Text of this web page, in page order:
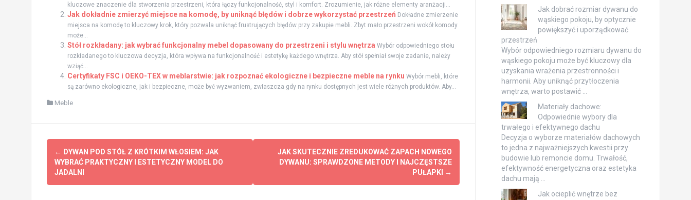
kluczowe znaczenie dla stworzenia przestrzeni, która łączy funkcjonalność, styl i komfort. Zrozumienie, jak różne elementy aranżacji...
Jak dokładnie zmierzyć miejsce na komodę, by uniknąć błędów i dobrze wykorzystać przestrzeń Dokładne zmierzenie
miejsca na komodę to kluczowy krok, który pozwala uniknąć frustrujących błędów przy zakupie mebli. Zbyt mało przestrzeni wokół komody
może...
Stół rozkładany: jak wybrać funkcjonalny mebel dopasowany do przestrzeni i stylu wnętrza Wybór odpowiedniego stołu
rozkładanego to kluczowa decyzja, która wpływa na funkcjonalność i estetykę każdego wnętrza. Aby stół spełniał swoje zadanie, należy
wziąć...
Certyfikaty FSC i OEKO-TEX w meblarstwie: jak rozpoznać ekologiczne i bezpieczne meble na rynku Wybór mebli, które
są zarówno ekologiczne, jak i bezpieczne, może być wyzwaniem, zwłaszcza gdy na rynku dostępnych jest wiele różnych produktów. Aby...
Meble
Zobacz
wpisy
← DYWAN POD STÓŁ Z KRÓTKIM WŁOSIEM: JAK
WYBRAĆ PRAKTYCZNY I ESTETYCZNY MODEL DO
JADALNI
JAK SKUTECZNIE ZREDUKOWAĆ ZAPACH NOWEGO
DYWANU: SPRAWDZONE METODY I NAJCZĘSTSZE
PUŁAPKI
→
Jak dobrać rozmiar dywanu do
wąskiego pokoju, by optycznie
powiększyć i uporządkować
przestrzeń
Wybór odpowiedniego rozmiaru dywanu do
wąskiego pokoju może być kluczowy dla
uzyskania wrażenia przestronności i
harmonii. Aby uniknąć przytłoczenia
wnętrza, warto postawić …
Materiały dachowe:
Odpowiednie wybory dla
trwałego i efektywnego dachu
Decyzja o wyborze materiałów dachowych
to jedna z najważniejszych kwestii przy
budowie lub remoncie domu. Trwałość,
efektywność energetyczna oraz estetyka
dachu mają …
Jak ocieplić wnętrze bez